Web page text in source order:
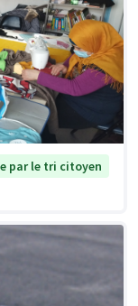
par le tri citoyen